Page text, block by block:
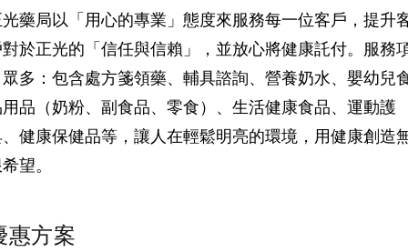
藥局以「用心的專業」態度來服務每一位客戶，提升
於正光的「信任與信賴」，並放心將健康託付。服務
多：包含處方箋領藥、輔具諮詢、營養奶水、嬰幼兒
品（奶粉、副食品、零食）、生活健康食品、運動護
健康保健品等，讓人在輕鬆明亮的環境，用健康創造
望。
惠方案